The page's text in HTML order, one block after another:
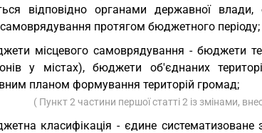
відповідно органами державної
самоврядування протягом бюджетного періоду;
місцевого самоврядування - бюджети
у містах), бюджети об'єднаних
планом формування територій громад;
( Пункт 2 частини першої статті 2 із змінами,
класифікація - єдине систематизоване